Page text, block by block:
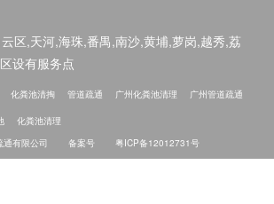
区,天河,海珠,番禺,南沙,黄埔,萝岗,越秀,荔
设有服务点
化粪池清掏 管道疏通 广州化粪池清理 广州管道疏通
化粪池清理
通有限公司 备案号 粤ICP备12012731号